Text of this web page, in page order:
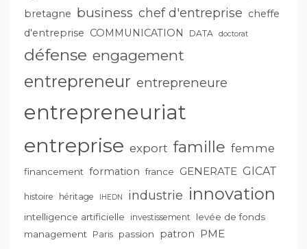
bretagne business chef d'entreprise cheffe
d'entreprise COMMUNICATION DATA doctorat
défense engagement
entrepreneur entrepreneure
entrepreneuriat
entreprise export famille femme
financement formation france GENERATE GICAT
histoire héritage IHEDN industrie innovation
intelligence artificielle investissement
levée de fonds
management
Paris passion patron PME